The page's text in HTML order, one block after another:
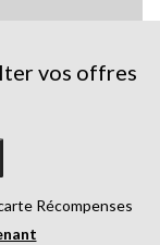
vos offres
Récompenses